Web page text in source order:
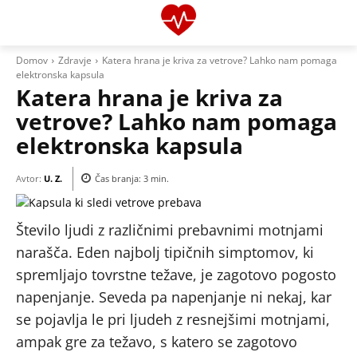
Domov Zdravje
Katera hrana je kriva za vetrove? Lahko nam pomaga
elektronska kapsula
Katera hrana je kriva za
vetrove? Lahko nam pomaga
elektronska kapsula
Avtor: U. Z. Čas branja: 3 min.
Število ljudi z različnimi prebavnimi motnjami
narašča. Eden najbolj tipičnih simptomov, ki
spremljajo tovrstne težave, je zagotovo pogosto
napenjanje. Seveda pa napenjanje ni nekaj, kar
se pojavlja le pri ljudeh z resnejšimi motnjami,
ampak gre za težavo, s katero se zagotovo